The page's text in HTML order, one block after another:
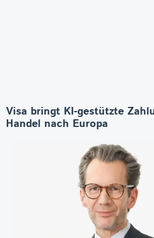
Visa bringt KI-gestützte
Handel nach Europa